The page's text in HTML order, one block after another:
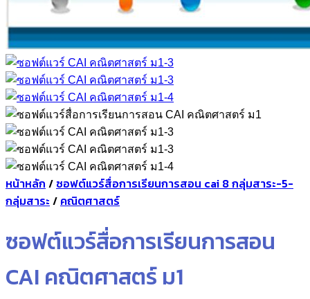
หน้าหลัก / ซอฟต์แวร์สื่อการเรียนการสอน cai 8 กลุ่มสาระ-5-
กลุ่มสาระ / คณิตศาสตร์
ซอฟต์แวร์สื่อการเรียนการสอน
CAI คณิตศาสตร์ ม1